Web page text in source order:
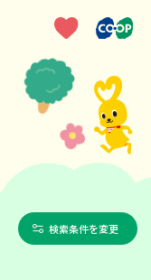
検索条件を変更